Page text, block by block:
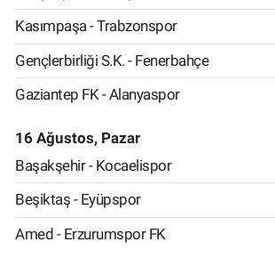
Kasımpaşa - Trabzonspor
Gençlerbirliği S.K. - Fenerbahçe
Gaziantep FK - Alanyaspor
16 Ağustos, Pazar
Başakşehir - Kocaelispor
Beşiktaş - Eyüpspor
Amed - Erzurumspor FK